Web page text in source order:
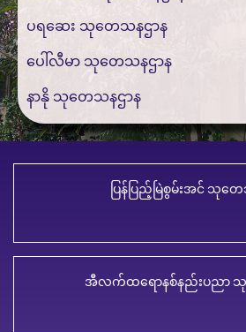
ပရဆေး သုတေသနဌာန
ပေါ်လီမာ သုတေသနဌာန
နာနို သုတေသနဌာန
ပြန်ပြည့်မြဲစွမ်းအင် သုတ
အီလက်ထရောနစ်နည်းပညာ